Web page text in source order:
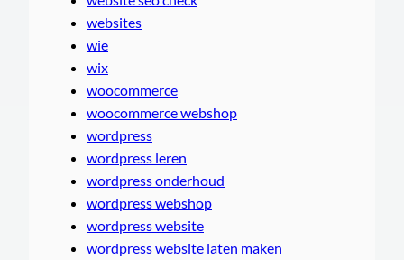
websites
wie
wix
woocommerce
woocommerce webshop
wordpress
wordpress leren
wordpress onderhoud
wordpress webshop
wordpress website
wordpress website laten maken